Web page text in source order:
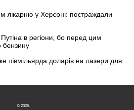
лікарню у Херсоні: постраждали
в регіони, бо перед цим
бензину
півмільярда доларів на лазери для
© 2026.